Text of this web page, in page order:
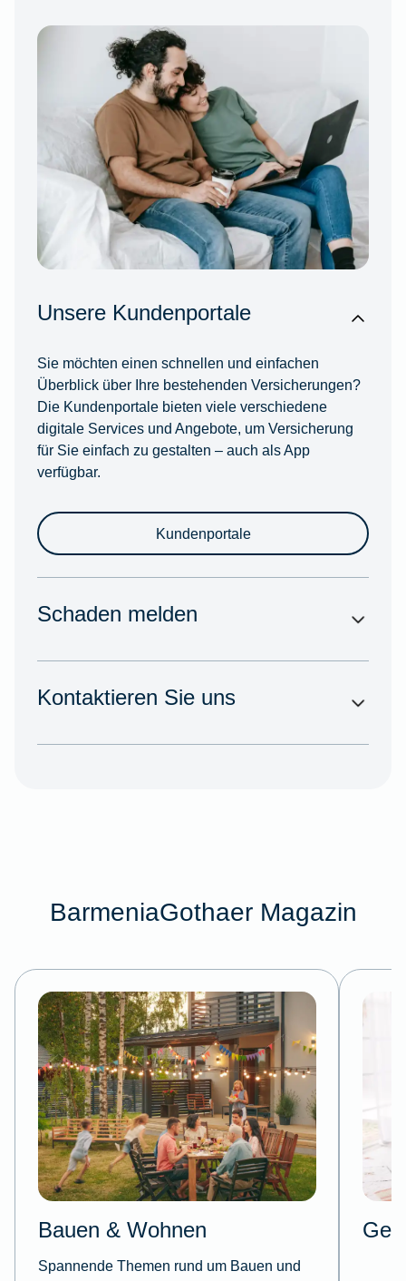
Unsere Kundenportale
Sie möchten einen schnellen und einfachen
Überblick über Ihre bestehenden Versicherungen?
Die Kundenportale bieten viele verschiedene
digitale Services und Angebote, um Versicherung
für Sie einfach zu gestalten – auch als App
verfügbar.
Kundenportale
Schaden melden
Kontaktieren Sie uns
BarmeniaGothaer Magazin
Bauen & Wohnen
Spannende Themen rund um Bauen und